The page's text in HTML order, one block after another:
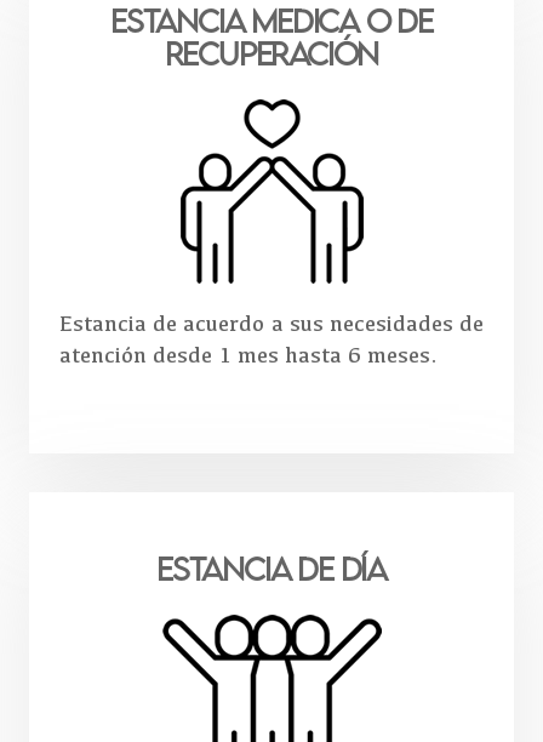
Estancia MEDICA o de
RECUPERACIÓN
Estancia de acuerdo a sus necesidades de
atención desde 1 mes hasta 6 meses.
Estancia de DÍA